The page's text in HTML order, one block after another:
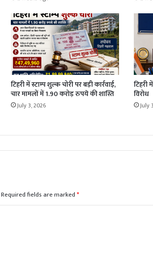
टिहरी में स्टाम्प शुल्क चोरी पर बड़ी कार्रवाई,
चार मामलों में 1.90 करोड़ रुपये की शास्ति
July 3, 2026
विरोध
July
Required fields are marked*